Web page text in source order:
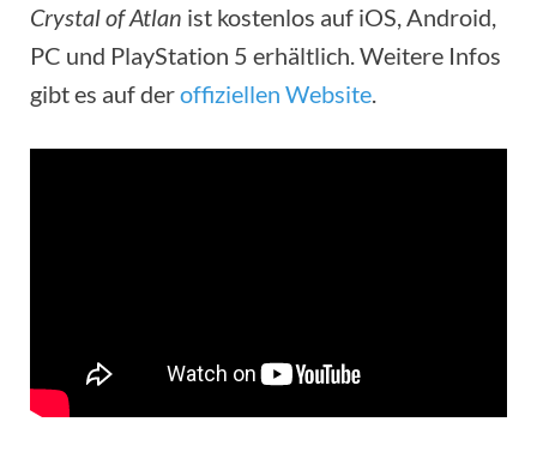
Crystal of Atlan ist kostenlos auf iOS, Android,
PC und PlayStation 5 erhältlich. Weitere Infos
gibt es auf deroffiziellen Website.